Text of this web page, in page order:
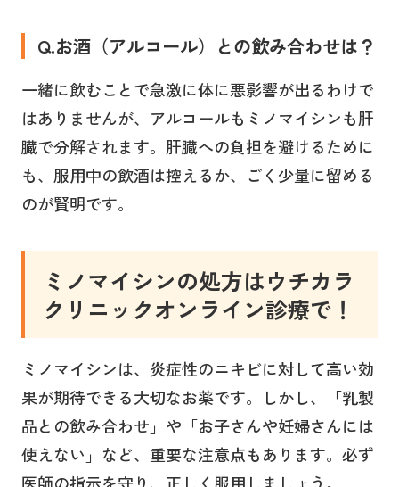
Q.お酒（アルコール）との飲み合わせは？
一緒に飲むことで急激に体に悪影響が出るわけで
はありませんが、アルコールもミノマイシンも肝
臓で分解されます。肝臓への負担を避けるために
も、服用中の飲酒は控えるか、ごく少量に留める
のが賢明です。
ミノマイシンの処方はウチカラ
クリニックオンライン診療で！
ミノマイシンは、炎症性のニキビに対して高い効
果が期待できる大切なお薬です。しかし、「乳製
品との飲み合わせ」や「お子さんや妊婦さんには
使えない」など、重要な注意点もあります。必ず
医師の指示を守り、正しく服用しましょう。